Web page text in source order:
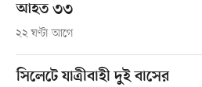
আহত ৩৩
২২ ঘণ্টা আগে
সিলেটে যাত্রীবাহী দুই বাসের